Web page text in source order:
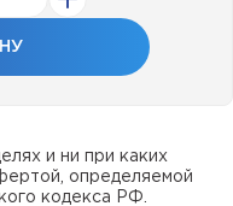
и ни при каких
определяемой
кодекса РФ.